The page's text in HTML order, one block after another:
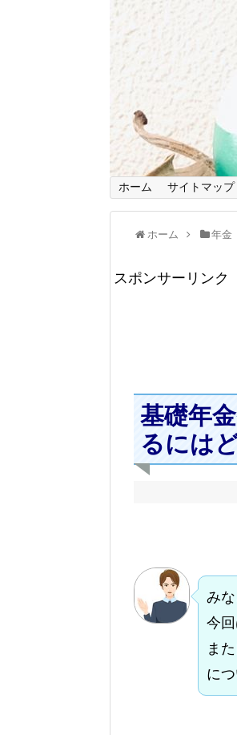
ホーム サイトマップ
ホーム 年金
スポンサーリンク
基礎年
るには
み
今
ま
に